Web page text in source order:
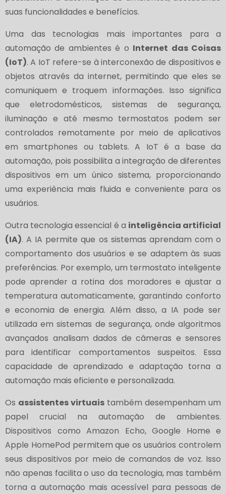
suas funcionalidades e benefícios.
Uma das tecnologias mais importantes para a
automação de ambientes é o Internet das Coisas
(IoT). A IoT refere-se à interconexão de dispositivos e
objetos através da internet, permitindo que eles se
comuniquem e troquem informações. Isso significa
que eletrodomésticos, sistemas de segurança,
iluminação e até mesmo termostatos podem ser
controlados remotamente por meio de aplicativos
em smartphones ou tablets. A IoT é a base da
automação, pois possibilita a integração de diferentes
dispositivos em um único sistema, proporcionando
uma experiência mais fluida e conveniente para os
usuários.
Outra tecnologia essencial é a inteligência artificial
(IA). A IA permite que os sistemas aprendam com o
comportamento dos usuários e se adaptem às suas
preferências. Por exemplo, um termostato inteligente
pode aprender a rotina dos moradores e ajustar a
temperatura automaticamente, garantindo conforto
e economia de energia. Além disso, a IA pode ser
utilizada em sistemas de segurança, onde algoritmos
avançados analisam dados de câmeras e sensores
para identificar comportamentos suspeitos. Essa
capacidade de aprendizado e adaptação torna a
automação mais eficiente e personalizada.
Os assistentes virtuais também desempenham um
papel crucial na automação de ambientes.
Dispositivos como Amazon Echo, Google Home e
Apple HomePod permitem que os usuários controlem
seus dispositivos por meio de comandos de voz. Isso
não apenas facilita o uso da tecnologia, mas também
torna a automação mais acessível para pessoas de